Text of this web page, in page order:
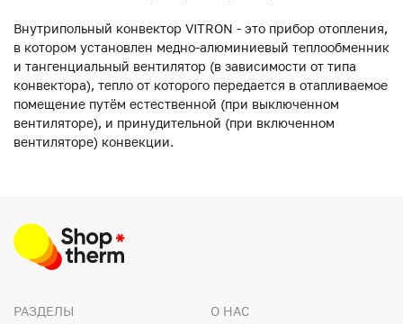
Внутрипольный конвектор VITRON - это прибор отопления,
в котором установлен медно-алюминиевый теплообменник
и тангенциальный вентилятор (в зависимости от типа
конвектора), тепло от которого передается в отапливаемое
помещение путём естественной (при выключенном
вентиляторе), и принудительной (при включенном
вентиляторе) конвекции.
РАЗДЕЛЫ О НАС